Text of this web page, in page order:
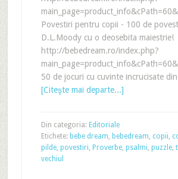
Povestiri pentru copii - 100 de
D.L.Moody cu o deosebita maiestrie!
http://bebedream.ro/index.php?
50 de jocuri cu cuvinte incrucisate din
[Citeşte mai departe...]
Din categoria: Editoriale
Etichete: bebe dream, bebedream, copii,
pilde, povestiri, Proverbe, psalmi, puzzle,
vechiul